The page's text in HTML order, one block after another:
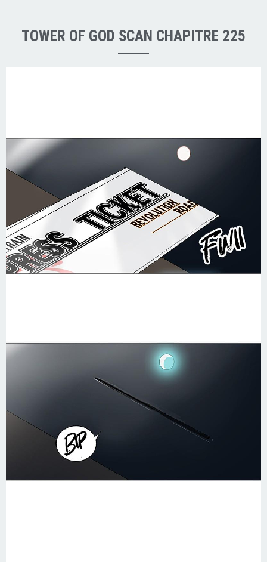
TOWER OF GOD SCAN CHAPITRE 225